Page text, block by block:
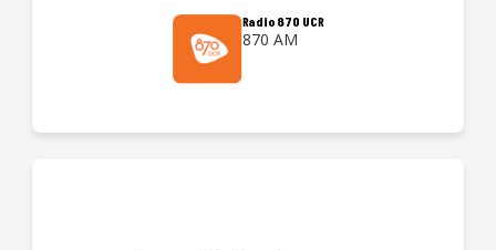
Radio 870 UCR
870 AM